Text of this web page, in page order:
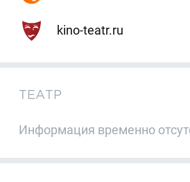
kino-teatr.ru
ТЕАТР
Информация временно